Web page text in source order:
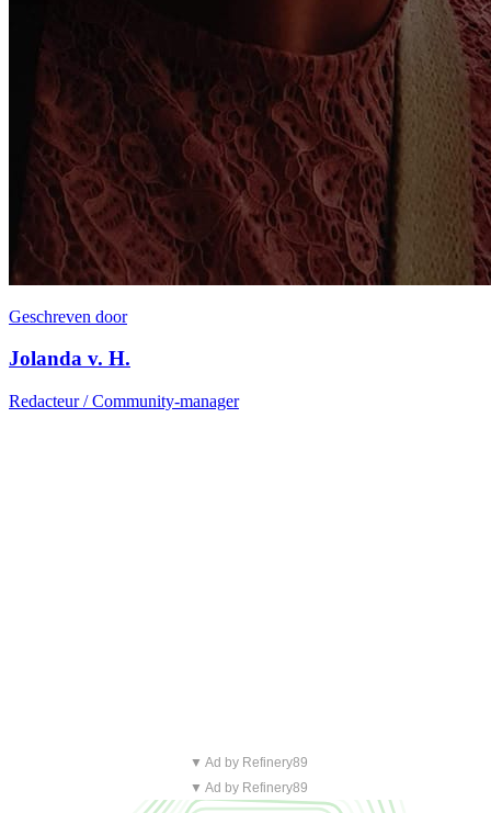
Geschreven door
Jolanda v. H.
Redacteur / Community-manager
▼ Ad by Refinery89
▼ Ad by Refinery89